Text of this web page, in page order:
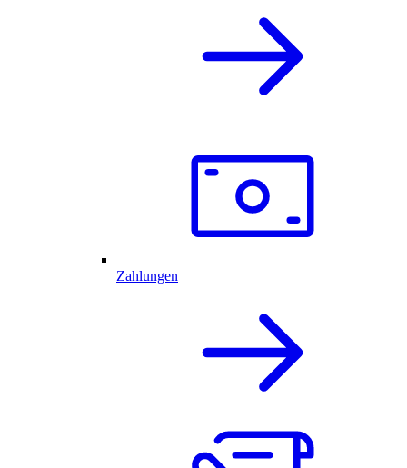
Zahlungen